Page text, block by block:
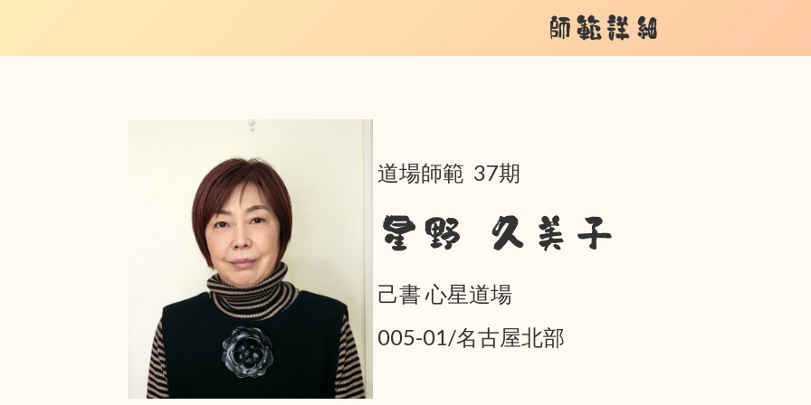
師範詳細
道場師範 37期
星野 久美子
己書 心星道場
005-01/名古屋北部